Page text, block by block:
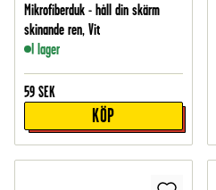
Mikrofiberduk - håll din skärm
skinande ren, Vit
I lager
59 SEK
KÖP